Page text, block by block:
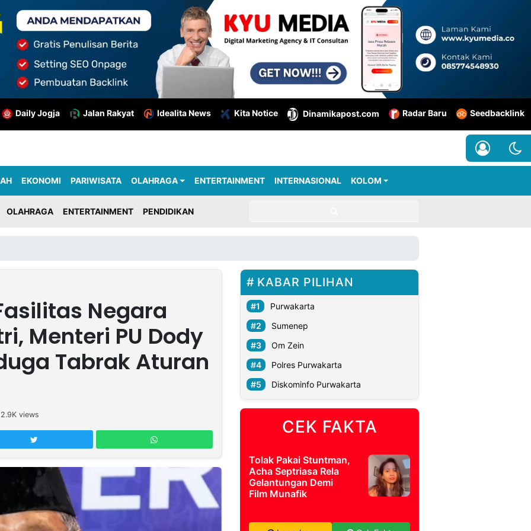
Daily Jogja Jalan Rakyat Idealita News Kita Notice Dinamikapost.com Radar Baru Seedbacklink
EKONOMI PARIWISATA OLAHRAGA ENTERTAINMENT INTERNASIONAL KOLOM
OLAHRAGA ENTERTAINMENT PENDIDIKAN
Negara
Menteri PU Dody
Tabrak Aturan
views
KABAR PILIHAN
Purwakarta
Sumenep
Om Zein
Polres Purwakarta
Diskominfo Purwakarta
CEK FAKTA
Tolak Pakai Stuntman,
Acha Septriasa Rela
Gelantungan Demi
Film Munafik